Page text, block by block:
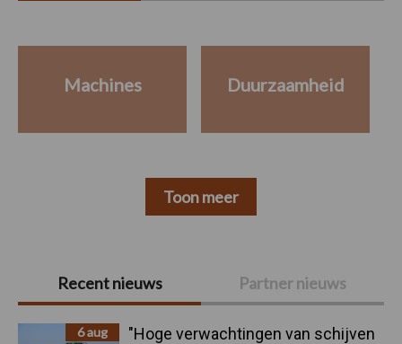
Primaire
Sidebar
Recent nieuws Partner nieuws
6 aug
"Hoge verwachtingen van schijven
Machines Duurzaamheid
Toon meer